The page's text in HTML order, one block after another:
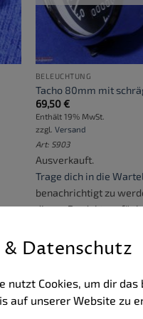
BELEUCHTUNG
Tacho 80mm mit
69,50€
Enthält 19% MwSt.
zzgl. Versand
Art: S903
Ausverkauft.
Trage dich in die
benachrichtigt zu
dieses Produkt
& Datenschutz
nutzt Cookies, um dir
auf unserer Website zu